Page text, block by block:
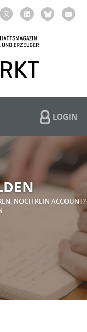
LOGIN
NOCH KEIN ACCOUNT?